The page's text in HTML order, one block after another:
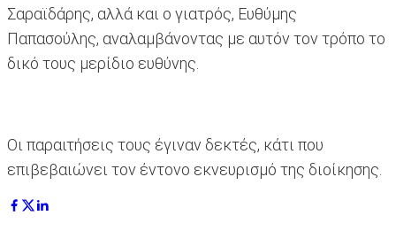
Σαραϊδάρης, αλλά και ο γιατρός, Ευθύμης
Παπασούλης, αναλαμβάνοντας με αυτόν τον τρόπο το
δικό τους μερίδιο ευθύνης.
Οι παραιτήσεις τους έγιναν δεκτές, κάτι που
επιβεβαιώνει τον έντονο εκνευρισμό της διοίκησης.